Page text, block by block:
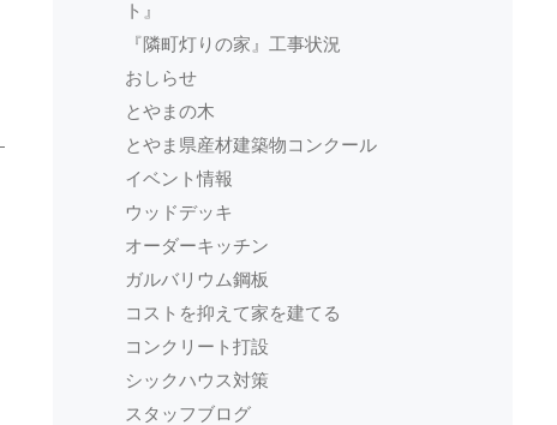
ト』
『隣町灯りの家』工事状況
おしらせ
とやまの木
とやま県産材建築物コンクール
イベント情報
ウッドデッキ
オーダーキッチン
ガルバリウム鋼板
コストを抑えて家を建てる
コンクリート打設
シックハウス対策
スタッフブログ